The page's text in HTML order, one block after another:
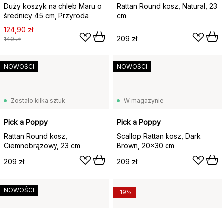
Duży koszyk na chleb Maru o
średnicy 45 cm, Przyroda
124,90 zł
149 zł
Rattan Round kosz, Natural, 23
cm
209 zł
Zostało kilka sztuk
Pick a Poppy
Rattan Round kosz,
Ciemnobrązowy, 23 cm
209 zł
NOWOŚCI
W magazynie
Pick a Poppy
Scallop Rattan kosz, Dark
Brown, 20x30 cm
209 zł
NOWOŚCI
NOWOŚCI -19%